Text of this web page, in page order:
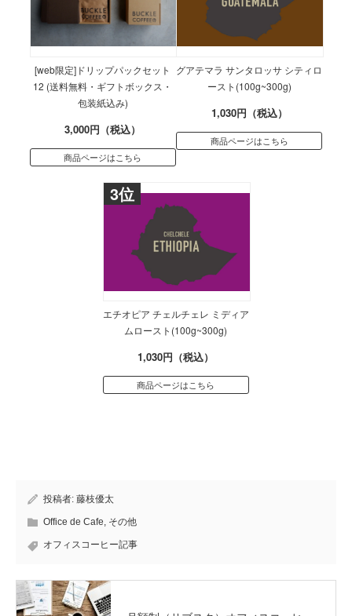
[web限定]ドリップパックセット
12 (送料無料・ギフトボックス・
包装紙込み)
3,000円（税込）
商品ページはこちら
グアテマラ サンタロッサ シティロ
ースト(100g~300g)
1,030円（税込）
商品ページはこちら
3位
エチオピア チェルチェレ ミディア
ムロースト(100g~300g)
1,030円（税込）
商品ページはこちら
投稿者: 藤枝優太
Office de Cafe, その他
オフィスコーヒー記事